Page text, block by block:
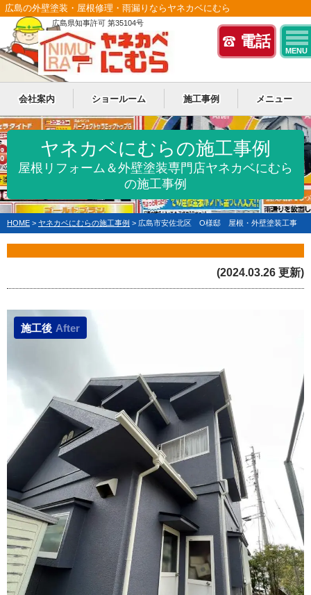
電話
MENU
広島の外壁塗装・屋根修理・雨漏りならヤネカベにむら
広島県知事許可 第35104号
会社案内 ショールーム 施工事例 メニュー
ヤネカベにむらの施工事例
屋根リフォーム＆外壁塗装専門店ヤネカベにむら
の施工事例
HOME > ヤネカベにむらの施工事例 > 広島市安佐北区 O様邸 屋根・外壁塗装工事
(2024.03.26 更新)
施工後 After